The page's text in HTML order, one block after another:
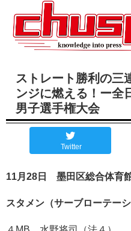
ストレート勝利の三
ンジに燃える！ー全
男子選手権大会
Twitter
11月28日 墨田区総合体育
スタメン（サーブローテーシ